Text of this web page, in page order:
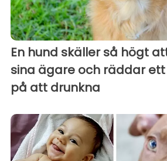
En hund skäller så högt
sina ägare och räddar
på att drunkna